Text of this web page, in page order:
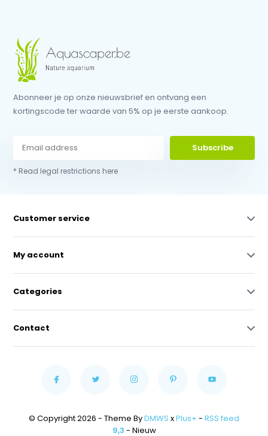
Abonneer je op onze nieuwsbrief en ontvang een
kortingscode ter waarde van 5% op je eerste aankoop.
Subscribe
* Read legal restrictions here
Customer service
My account
Categories
Contact
© Copyright 2026 - Theme ByDMWS xPlus+ - RSS feed
9,3 - Nieuw